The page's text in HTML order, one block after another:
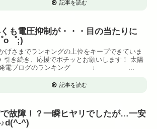
記事を読む
も電圧抑制が・・・目の当たりに
o゜;)
げさまでランキングの上位をキープできていま
引き続き、応援でポチッとお願いします！ 太陽
発電ブログのランキング ↓ ...
記事を読む
故障！？一瞬ヒヤリでしたが…一安
^)